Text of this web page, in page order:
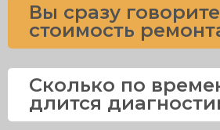
Вы сразу говорите
стоимость
Сколько по
длится